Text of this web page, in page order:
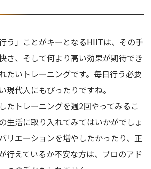
う」ことがキーとなるHIITは、その手
さ、そして何より高い効果が期待でき
たいトレーニングです。毎日行う必要
現代人にもぴったりですね。
たトレーニングを週2回やってみるこ
生活に取り入れてみてはいかがでしょ
リエーションを増やしたかったり、正
行えているか不安な方は、プロのアド